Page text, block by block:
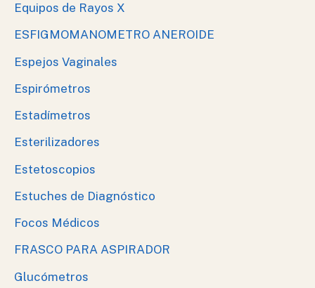
Equipos de Rayos X
ESFIGMOMANOMETRO ANEROIDE
Espejos Vaginales
Espirómetros
Estadímetros
Esterilizadores
Estetoscopios
Estuches de Diagnóstico
Focos Médicos
FRASCO PARA ASPIRADOR
Glucómetros